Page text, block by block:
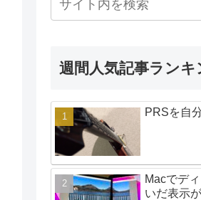
週間人気記事ランキ
PRSを自
Macでデ
いだ表示